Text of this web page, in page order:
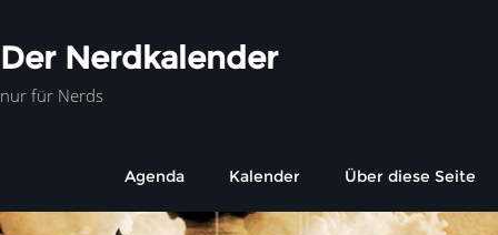
Der Nerdkalender
nur für Nerds
Agenda Kalender Über diese Seite